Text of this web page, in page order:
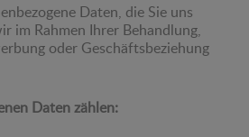
Daten, die Sie uns
im Rahmen Ihrer Behandlung,
oder Geschäftsbeziehung
Daten zählen: